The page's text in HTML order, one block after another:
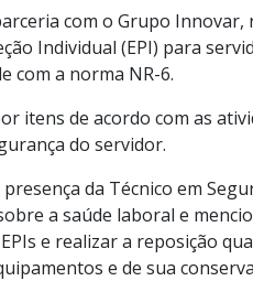
com o Grupo
Individual (EPI) para
com a norma NR-6.
itens de acordo com as
do servidor.
da Técnico em
a saúde laboral e
e realizar a reposição
e de sua